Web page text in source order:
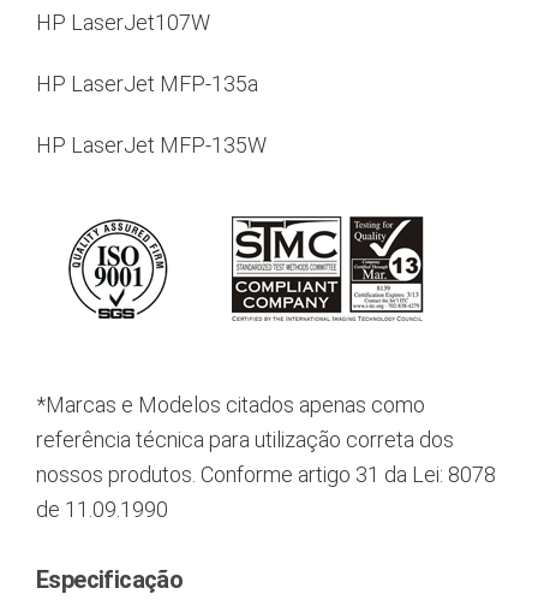
HP LaserJet107W
HP LaserJet MFP-135a
HP LaserJet MFP-135W
*Marcas e Modelos citados apenas como
referência técnica para utilização correta dos
nossos produtos. Conforme artigo 31 da Lei: 8078
de 11.09.1990
Especificação